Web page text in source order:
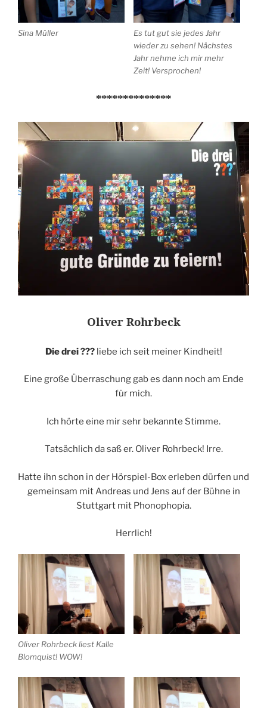
Sina Müller
Es tut gut sie jedes Jahr
wieder zu sehen! Nächstes
Jahr nehme ich mir mehr
Zeit! Versprochen!
**************
Oliver Rohrbeck
Die drei ???liebe ich seit meiner Kindheit!
Eine große Überraschung gab es dann noch am Ende
für mich.
Ich hörte eine mir sehr bekannte Stimme.
Tatsächlich da saß er. Oliver Rohrbeck! Irre.
Hatte ihn schon in der Hörspiel-Box erleben dürfen und
gemeinsam mit Andreas und Jens auf der Bühne in
Stuttgart mit Phonophopia.
Herrlich!
Oliver Rohrbeck liest Kalle
Blomquist! WOW!